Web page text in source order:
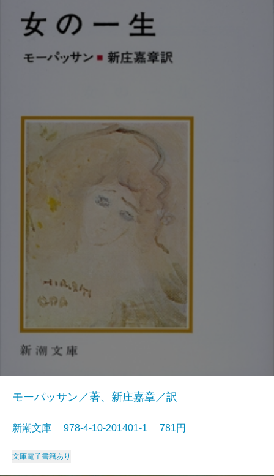
モーパッサン／著、新庄嘉章／訳
新潮文庫 978-4-10-201401-1 781円
文庫電子書籍あり